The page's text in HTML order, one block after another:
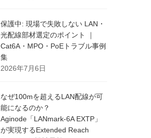
保護中: 現場で失敗しない LAN・
光配線部材選定のポイント ｜
Cat6A・MPO・PoEトラブル事例
集
2026年7月6日
なぜ100mを超えるLAN配線が可
能になるのか？
Aginode「LANmark-6A EXTP」
が実現するExtended Reach